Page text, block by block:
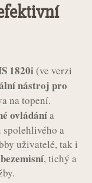
1820i (ve verzi
nástroj pro
na topení.
ovládánía
a
uživatelé, tak i
bezemisní, tichý a